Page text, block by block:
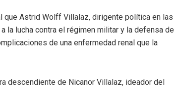
que Astrid Wolff Villalaz, dirigente política en las
la lucha contra el régimen militar y la defensa de
de una enfermedad renal que la
descendiente de Nicanor Villalaz, ideador del